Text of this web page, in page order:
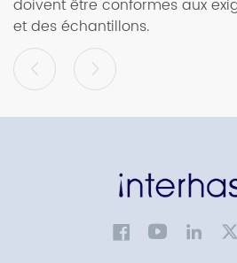
doivent être conformes aux
et des échantillons.